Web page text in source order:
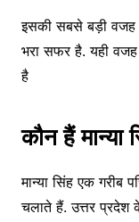
इसकी सबसे बड़ी
भरा सफर है. यही वजह
है
कौन हैं
मान्या सिंह एक गरीब
चलाते हैं. उत्तर प्रदेश